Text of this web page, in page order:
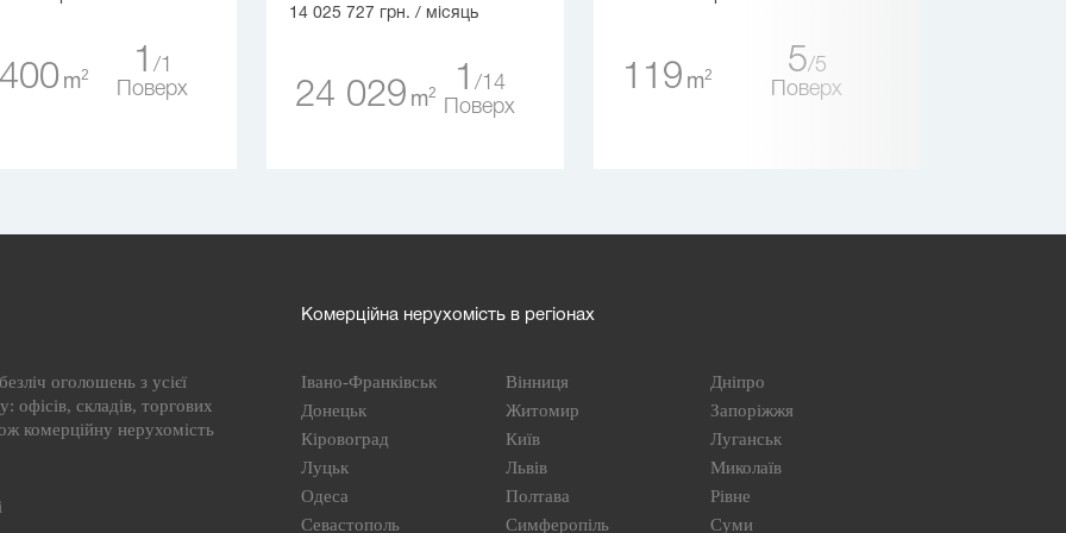
m2 1
1
Поверх
14 025 727 грн. / місяць
24 029 m2 1
14
Поверх
119 m2 5 5
Поверх
оголошень з усієї
офісів, складів, торгових
комерційну нерухомість
Комерційна нерухомість в регіонах
Івано-Франківськ Вінниця
Дніпро
Донецьк
Житомир
Запоріжжя
Кіровоград
Київ
Луганськ
Луцьк
Львів
Миколаїв
Одеса
Полтава
Рівне
Севастополь
Симферопіль Суми